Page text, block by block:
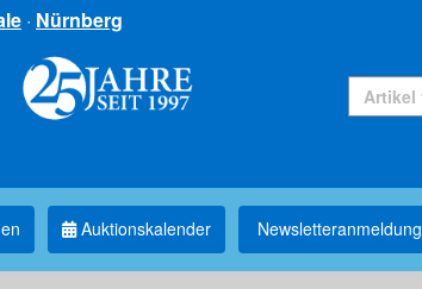
· Nürnberg
Auktionskalender Newsletter­anmeldung